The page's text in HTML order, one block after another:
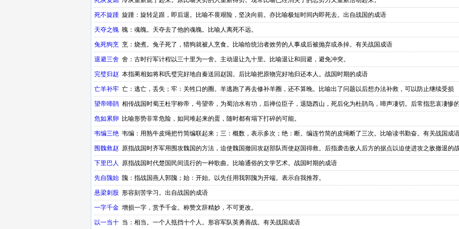
死不旋踵 旋踵：旋转足跟，即后退。比喻不畏艰险，坚决向前。亦比喻极短时间内即死去。出自战国的成语
天夺之魄 魄：魂魄。天夺去了他的魂魄。比喻人离死不远。
兔死狗烹 烹：烧煮。兔子死了，猎狗就被人烹食。比喻给统治者效劳的人事成后被抛弃或杀掉。有关战国成语
退避三舍 舍：古时行军计程以三十里为一舍。主动退让九十里。比喻退让和回避，避免冲突。
完璧归赵 本指蔺相如将和氏璧完好地自秦送回赵国。后比喻把原物完好地归还本人。战国时期的成语
亡羊补牢 亡：逃亡，丢失；牢：关牲口的圈。羊逃跑了再去修补羊圈，还不算晚。比喻出了问题以后想办法补救，可以防止继续受损
失。
望帝啼鹃 相传战国时蜀王杜宇称帝，号望帝，为蜀治水有功，后禅位臣子，退隐西山，死后化为杜鹃鸟，啼声凄切。后常指悲哀凄惨的
啼哭。出自战国的成语
危如累卵 比喻形势非常危险，如同堆起来的蛋，随时都有塌下打碎的可能。
韦编三绝 韦编：用熟牛皮绳把竹简编联起来；三：概数，表示多次；绝：断。编连竹简的皮绳断了三次。比喻读书勤奋。有关战国成
围魏救赵 原指战国时齐军用围攻魏国的方法，迫使魏国撤回攻赵部队而使赵国得救。后指袭击敌人后方的据点以迫使进攻之敌撤退的
术。
下里巴人 原指战国时代楚国民间流行的一种歌曲。比喻通俗的文学艺术。战国时期的成语
先自隗始 隗：指战国燕人郭隗；始：开始。以先任用我郭隗为开端。表示自我推荐。
悬梁刺股 形容刻苦学习。出自战国的成语
一字千金 增损一字，赏予千金。称赞文辞精妙，不可更改。
以一当十 当：相当。一个人抵挡十个人。形容军队英勇善战。有关战国成语